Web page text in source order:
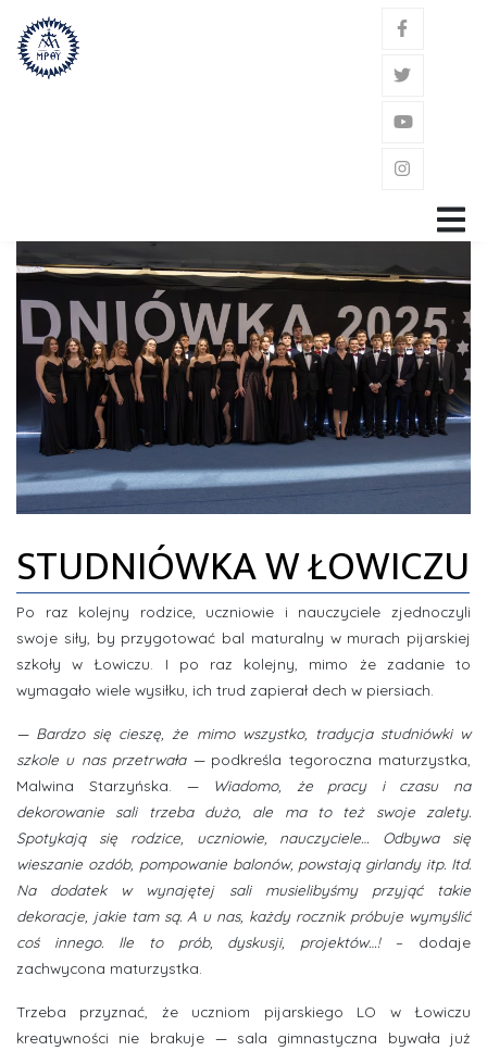
GŁÓWNA
ZAKON
ŚW. JÓZEF KALASANCJUSZ
POWOŁANIE
GDZIE JESTEŚMY?
ZDJĘCIA
INFORMACJE
STUDNIÓWKA W ŁOWICZU
Po raz kolejny rodzice, uczniowie i nauczyciele zjednoczyli
swoje siły, by przygotować bal maturalny w murach pijarskiej
szkoły w Łowiczu. I po raz kolejny, mimo że zadanie to
wymagało wiele wysiłku, ich trud zapierał dech w piersiach.
— Bardzo się cieszę, że mimo wszystko, tradycja studniówki w
szkole u nas przetrwała —podkreśla tegoroczna maturzystka,
Malwina Starzyńska. —
Wiadomo, że pracy i czasu na
dekorowanie sali trzeba dużo, ale ma to też swoje zalety.
Spotykają się rodzice, uczniowie, nauczyciele… Odbywa się
wieszanie ozdób, pompowanie balonów, powstają girlandy itp. Itd.
Na dodatek w wynajętej sali musielibyśmy przyjąć takie
dekoracje, jakie tam są. A u nas, każdy rocznik próbuje wymyślić
coś innego. Ile to prób, dyskusji, projektów…!– dodaje
zachwycona maturzystka.
Trzeba przyznać, że uczniom pijarskiego LO w Łowiczu
kreatywności nie brakuje —sala gimnastyczna bywała już